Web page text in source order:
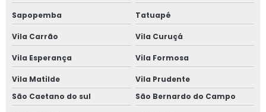
Janela acústica sobreposta
Janela acústica vidro triplo
Janela alto padrão
Sapopemba Tatuapé
Vila Carrão Vila Curuçá
Vila Esperança Vila Formosa
Vila Matilde
Vila Prudente
São Caetano do sul
São Bernardo do Campo